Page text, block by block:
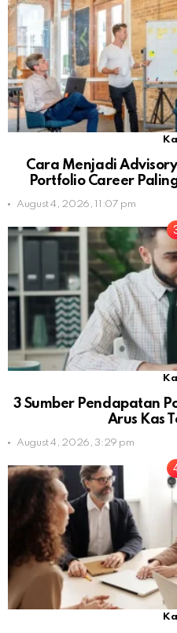
Cara Menjadi
Portfolio Career
August 4, 2026, 11:07 pm
3 Sumber Pendapatan
Arus Kas
August 4, 2026, 3:29 pm